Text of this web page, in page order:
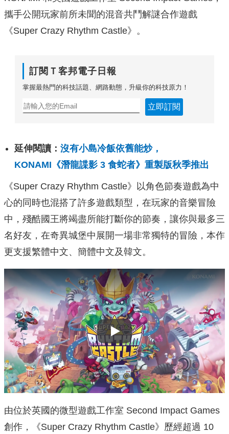
攜手公開玩家前所未聞的混音共鬥解謎合作遊戲
《Super Crazy Rhythm Castle》。
訂閱Ｔ客邦電子日報
掌握最熱門的科技話題、網路動態，升級你的科技原力！
立即訂閱
延伸閱讀： 沒有小島冷飯依舊能炒，
KONAMI《潛龍諜影 3 食蛇者》重製版秋季推出
《Super Crazy Rhythm Castle》以角色節奏遊戲為中
心的同時也混搭了許多遊戲類型，在玩家的音樂冒險
中，殘酷國王將竭盡所能打斷你的節奏，讓你與最多三
名好友，在奇異城堡中展開一場非常獨特的冒險，本作
更支援繁體中文、簡體中文及韓文。
Play
由位於英國的微型遊戲工作室 Second Impact Games
創作，《Super Crazy Rhythm Castle》歷經超過 10